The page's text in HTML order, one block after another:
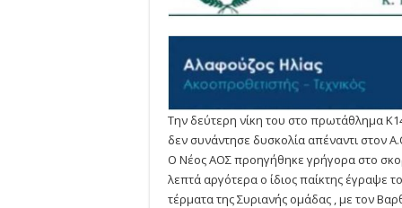
ΑΟΣ
Την δεύτερη νίκη του στο πρωτάθλημα
δεν συνάντησε δυσκολία απέναντι στον
Ο Νέος ΑΟΣ προηγήθηκε γρήγορα στο
λεπτά αργότερα ο ίδιος παίκτης έγραψε
τέρματα της Συριανής ομάδας , με τον